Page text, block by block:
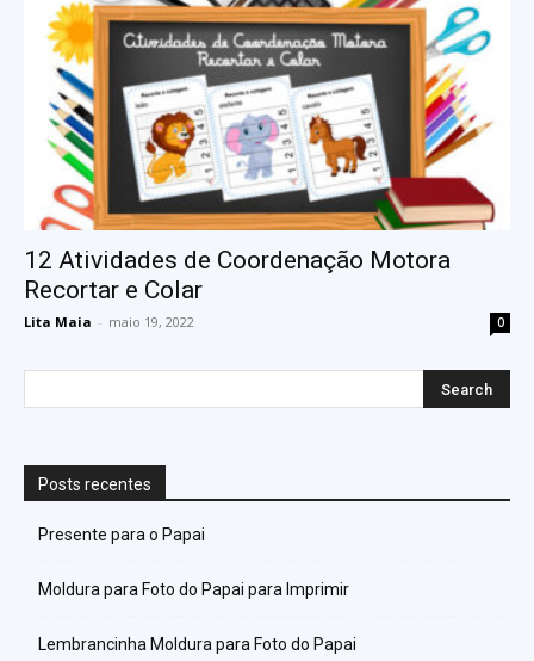
12 Atividades de Coordenação Motora
Recortar e Colar
Lita Maia - maio 19, 2022 0
Posts recentes
Presente para o Papai
Moldura para Foto do Papai para Imprimir
Lembrancinha Moldura para Foto do Papai